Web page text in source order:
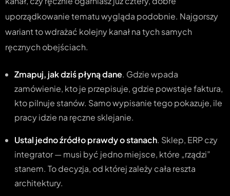
uporządkowanie tematu wygląda podobnie. Najgorszy
wariant to wdrażać kolejny kanał na tych samych
ręcznych obejściach.
Zmapuj, jak dziś płyną dane. Gdzie wpada
zamówienie, kto je przepisuje, gdzie powstaje faktura,
kto pilnuje stanów. Samo wypisanie tego pokazuje, ile
pracy idzie na ręczne sklejanie.
Ustal jedno źródło prawdy o stanach. Sklep, ERP czy
integrator — musi być jedno miejsce, które „rządzi”
stanem. To decyzja, od której zależy cała reszta
architektury.